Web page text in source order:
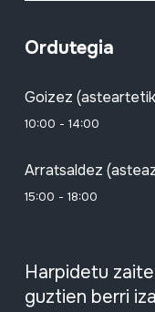
Ordutegia
Goizez
10:00 - 14:00
Arratsaldez
15:00 - 18:00
Harpidetu
guztien berri